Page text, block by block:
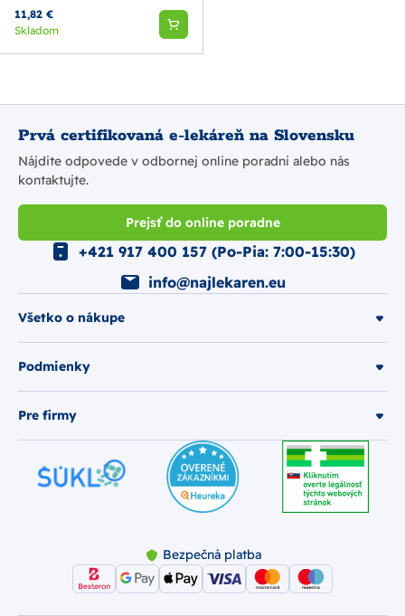
11,82 €
Skladom
Prvá certifikovaná e-lekáreň na Slovensku
Nájdite odpovede v odbornej online poradni alebo nás
kontaktujte.
Prejsť do online poradne
Všetko o nákupe
Podmienky
Pre firmy
+421 917 400 157 (Po-Pia: 7:00-15:30)
info@najlekaren.eu
Bezpečná platba